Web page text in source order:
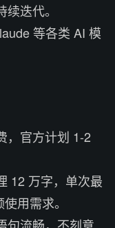
迭代。
等各类 AI 模
，官方计划 1-2
12 万字，单次最
用需求。
句流畅，不刻意